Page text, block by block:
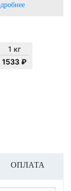
1 кг
1533 ₽
ОПЛАТА